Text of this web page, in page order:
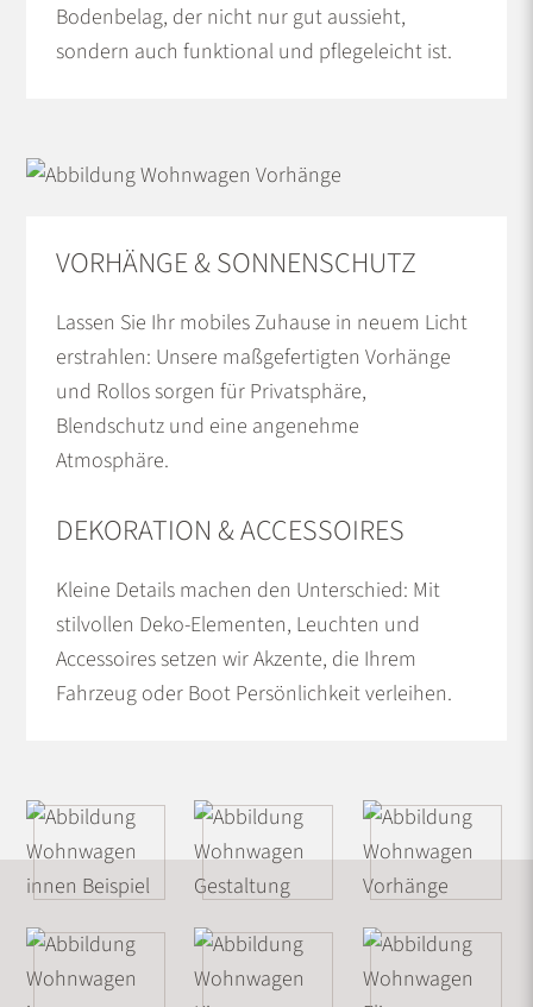
Bodenbelag, der nicht nur gut aussieht,
sondern auch funktional und pflegeleicht ist.
VORHÄNGE & SONNENSCHUTZ
Lassen Sie Ihr mobiles Zuhause in neuem Licht
erstrahlen: Unsere maßgefertigten Vorhänge
und Rollos sorgen für Privatsphäre,
Blendschutz und eine angenehme
Atmosphäre.
DEKORATION & ACCESSOIRES
Kleine Details machen den Unterschied: Mit
stilvollen Deko-Elementen, Leuchten und
Accessoires setzen wir Akzente, die Ihrem
Fahrzeug oder Boot Persönlichkeit verleihen.